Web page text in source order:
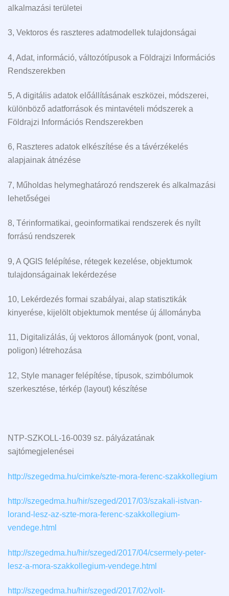
alkalmazási területei
3, Vektoros és raszteres adatmodellek tulajdonságai
4, Adat, információ, változótípusok a Földrajzi Információs
Rendszerekben
5, A digitális adatok előállításának eszközei, módszerei,
különböző adatforrások és mintavételi módszerek a
Földrajzi Információs Rendszerekben
6, Raszteres adatok elkészítése és a távérzékelés
alapjainak átnézése
7, Műholdas helymeghatározó rendszerek és alkalmazási
lehetőségei
8, Térinformatikai, geoinformatikai rendszerek és nyílt
forrású rendszerek
9, A QGIS felépítése, rétegek kezelése, objektumok
tulajdonságainak lekérdezése
10, Lekérdezés formai szabályai, alap statisztikák
kinyerése, kijelölt objektumok mentése új állományba
11, Digitalizálás, új vektoros állományok (pont, vonal,
poligon) létrehozása
12, Style manager felépítése, típusok, szimbólumok
szerkesztése, térkép (layout) készítése
NTP-SZKOLL-16-0039 sz. pályázatának
sajtómegjelenései
http://szegedma.hu/cimke/szte-mora-ferenc-szakkollegium
http://szegedma.hu/hir/szeged/2017/03/szakali-istvan-
lorand-lesz-az-szte-mora-ferenc-szakkollegium-
vendege.html
http://szegedma.hu/hir/szeged/2017/04/csermely-peter-
lesz-a-mora-szakkollegium-vendege.html
http://szegedma.hu/hir/szeged/2017/02/volt-